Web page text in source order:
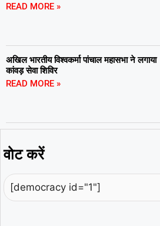
READ MORE »
अखिल भारतीय विश्वकर्मा पांचाल महासभा ने लगाया
कांवड़ सेवा शिविर
READ MORE »
वोट करें
[democracy id="1"]